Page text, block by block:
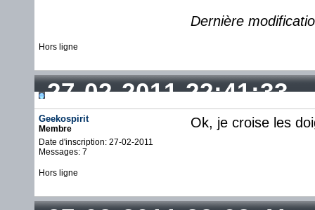
Dernière
Hors ligne
27-02-2011 22:41:33
Geekospirit
Membre
Date d'inscription: 27-02-2011
Messages: 7
Ok, je croise les
Hors ligne